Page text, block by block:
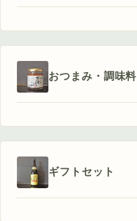
おつまみ・調味料
ギフトセット